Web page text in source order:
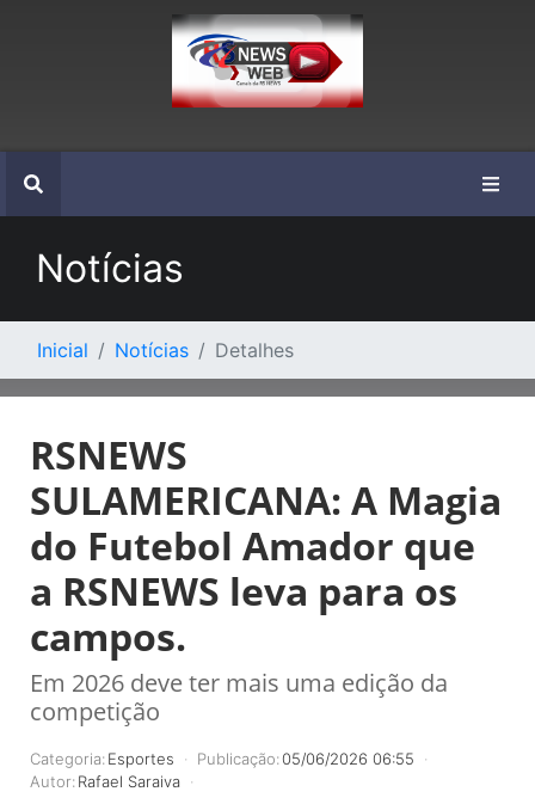
Notícias
Inicial Notícias Detalhes
RSNEWS
SULAMERICANA: A Magia
do Futebol Amador que
a RSNEWS leva para os
campos.
Em 2026 deve ter mais uma edição da
competição
Categoria: Esportes Publicação:05/06/2026 06:55
Autor: Rafael Saraiva